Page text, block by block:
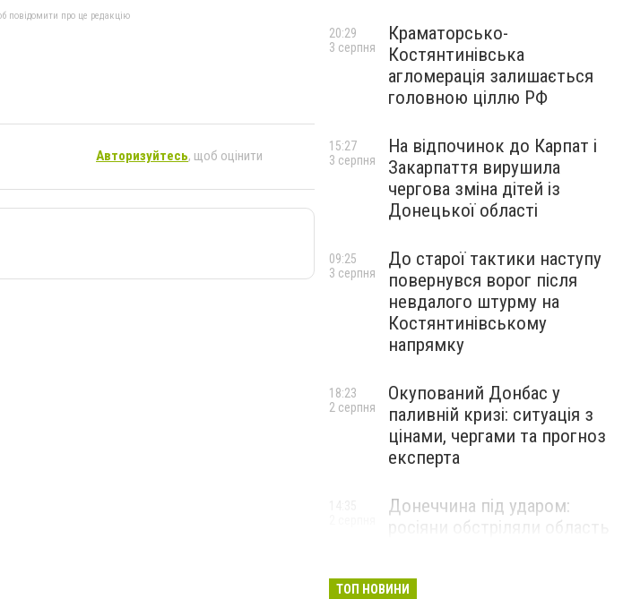
повідомити про це редакцію
Авторизуйтесь, щоб оцінити
Краматорсько-
Костянтинівська
агломерація залишається
головною ціллю РФ
20:29
3 серпня
На відпочинок до Карпат і
Закарпаття вирушила
чергова зміна дітей із
Донецької області
15:27
3 серпня
До старої тактики наступу
повернувся ворог після
невдалого штурму на
Костянтинівському
напрямку
09:25
3 серпня
Окупований Донбас у
паливній кризі: ситуація з
цінами, чергами та прогноз
експерта
18:23
2 серпня
Донеччина під ударом:
росіяни обстріляли область
ТОП НОВИНИ